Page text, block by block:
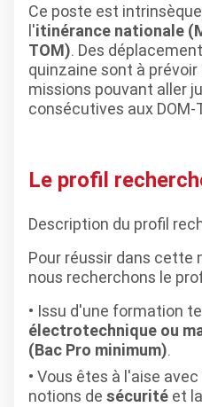
Ce poste est
l'itinérance nationale
TOM). Des
quinzaine sont à prévoir
missions pouvant aller
consécutives aux DOM-
Le profil
Description du profil
Pour réussir dans cette
nous recherchons le
Issu d'une formation
électrotechnique ou
(Bac Pro minimum).
Vous êtes à l'aise avec
notions de sécurité et la